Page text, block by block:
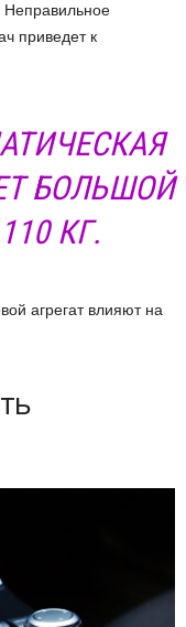
Неправильное
приведет к
БОЛЬШОЙ
КГ.
агрегат влияют на